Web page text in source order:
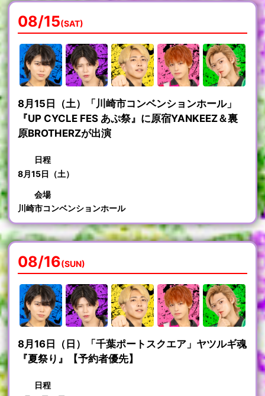
08/15(SAT)
8月15日（土）「川崎市コンベンションホール」
『UP CYCLE FES あぷ祭』に原宿YANKEEZ＆裏
原BROTHERZが出演
日程
8月15日（土）
会場
川崎市コンベンションホール
08/16(SUN)
8月16日（日）「千葉ポートスクエア」ヤツルギ魂
『夏祭り』【予約者優先】
日程